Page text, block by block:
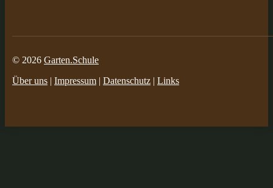
© 2026 Garten.Schule
Über uns | Impressum | Datenschutz | Links